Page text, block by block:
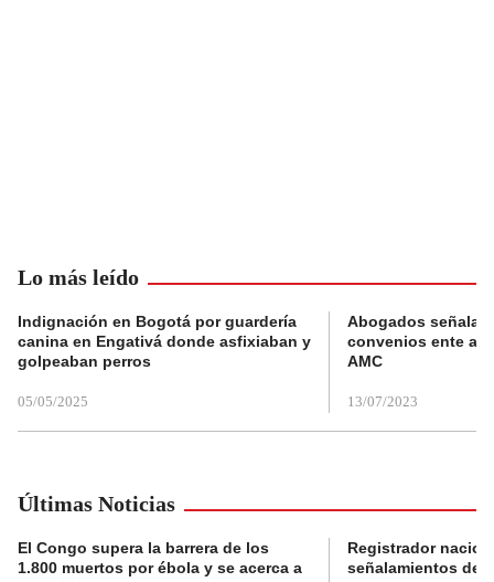
Lo más leído
Indignación en Bogotá por guardería
canina en Engativá donde asfixiaban y
golpeaban perros
05/05/2025
Abogados
convenios ente
AMC
13/07/2023
Últimas Noticias
El Congo supera la barrera de los
1.800 muertos por ébola y se acerca a
Registrador
señalamientos de